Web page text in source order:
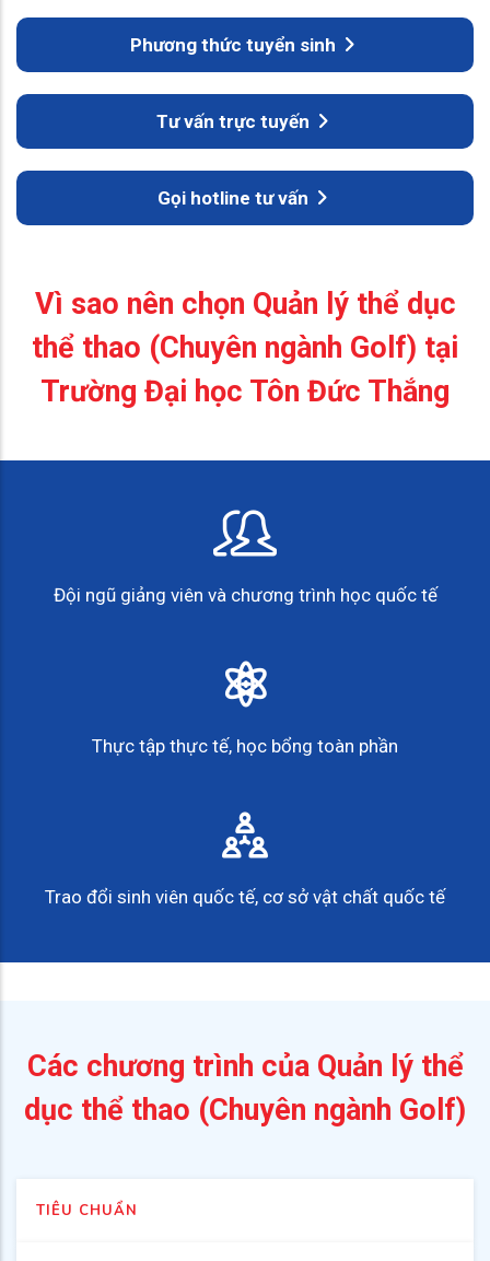
Phương thức tuyển sinh
Tư vấn trực tuyến
Gọi hotline tư vấn
Vì sao nên chọn Quản lý thể dục
thể thao (Chuyên ngành Golf) tại
Trường Đại học Tôn Đức Thắng
Đội ngũ giảng viên và chương trình học quốc tế
Thực tập thực tế, học bổng toàn phần
Trao đổi sinh viên quốc tế, cơ sở vật chất quốc tế
Các chương trình của Quản lý thể
dục thể thao (Chuyên ngành Golf)
TIÊU CHUẨN